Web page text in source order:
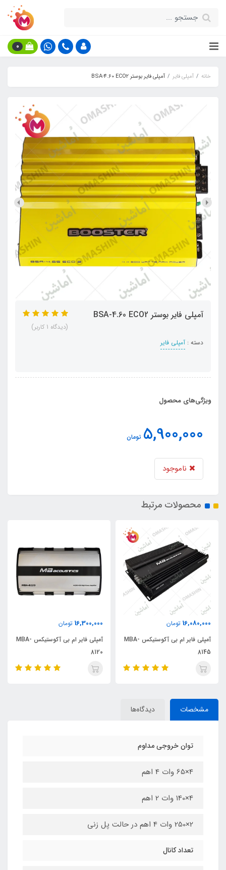
0
خانه آمپلی فایر آمپلی فایر بوستر BSA-4.60 ECO2
آمپلی فایر بوستر BSA-4.60 ECO2
دسته : آمپلی فایر
(دیدگاه 1 کاربر)
ویژگی‌های محصول
5,900,000 تومان
ناموجود
محصولات مرتبط
16,080,000 تومان
آمپلی فایر ام بی آکوستیکس MBA-
8145
16,300,000 تومان
آمپلی فایر ام بی آکوستیکس MBA-
8120
مشخصات دیدگاه‌ها
توان خروجی مداوم
4×65 وات 4 اهم
4×140 وات 2 اهم
2×250 وات 4 اهم در حالت پل زنی
تعداد کانال